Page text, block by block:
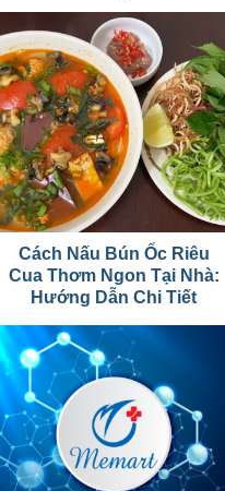
Cách Nấu Bún Ốc Riêu
Cua Thơm Ngon Tại Nhà:
Hướng Dẫn Chi Tiết